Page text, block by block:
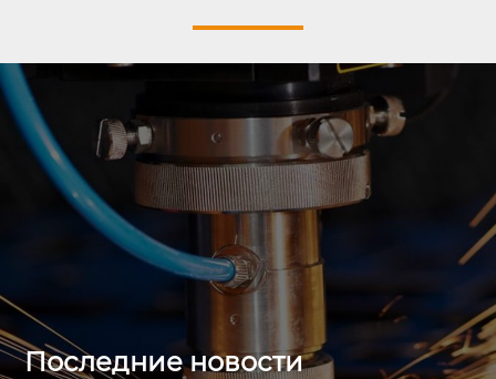
Последние новости